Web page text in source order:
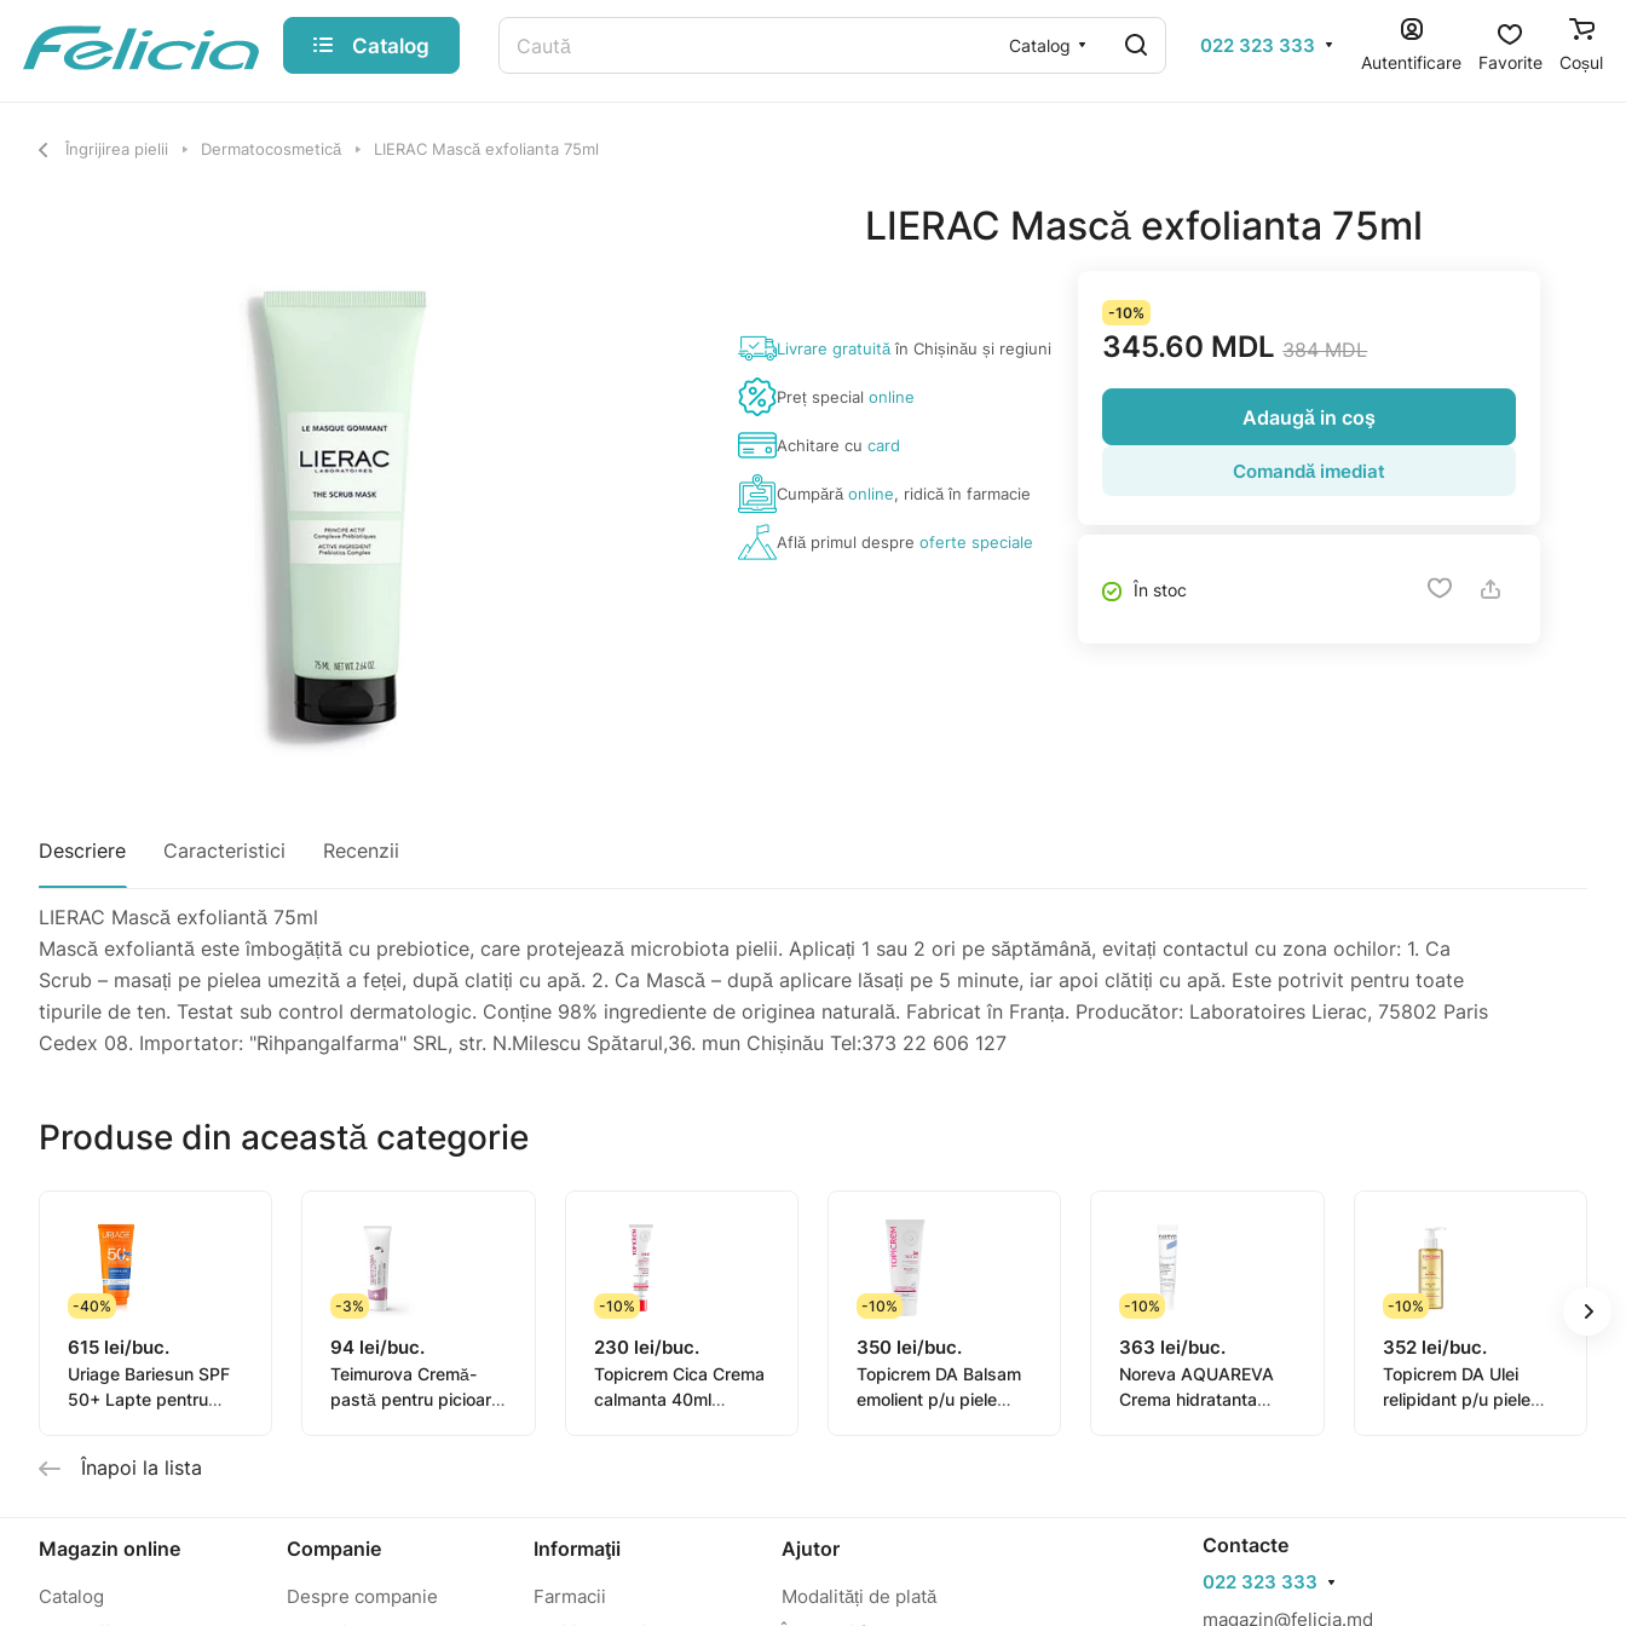
Catalog Catalog 022 323 333
Autentificare Favorite Coșul
Îngrijirea pielii Dermatocosmetică LIERAC Mască exfolianta 75ml
LIERAC Mască exfolianta 75ml
Livrare gratuităîn Chișinău și regiuni
Preț specialonline
Achitare cucard
Cumpărăonline, ridică în farmacie
Află primul despreoferte speciale
-10%
345.60 MDL 384 MDL
Adaugă in coş
Comandă imediat
În stoc
Descriere Caracteristici Recenzii
LIERAC Mască exfoliantă 75ml
Mască exfoliantă este îmbogățită cu prebiotice, care protejează microbiota pielii. Aplicați 1 sau 2 ori pe săptămână, evitați contactul cu zona ochilor: 1. Ca
Scrub – masați pe pielea umezită a feței, după clatiți cu apă. 2. Ca Mască – după aplicare lăsați pe 5 minute, iar apoi clătiți cu apă. Este potrivit pentru toate
tipurile de ten. Testat sub control dermatologic. Conține 98% ingrediente de originea naturală. Fabricat în Franța. Producător: Laboratoires Lierac, 75802 Paris
Cedex 08. Importator: "Rihpangalfarma" SRL, str. N.Milescu Spătarul,36. mun Chișinău Tel:373 22 606 127
Produse din această categorie
-40%
615 lei/buc.
Uriage Bariesun SPF
50+ Lapte pentru
-3%
94 lei/buc.
Teimurova Cremă-
pastă pentru picioare
-10%
230 lei/buc.
Topicrem Cica Crema
calmanta 40ml
-10%
350 lei/buc.
Topicrem DA Balsam
emolient p/u piele
-10%
363 lei/buc.
Noreva AQUAREVA
Crema hidratanta
-10%
352 lei/buc.
Topicrem DA Ulei
relipidant p/u piele
Înapoi la lista
Magazin online
Catalog
Companie
Despre companie
Informaţii
Farmacii
Ajutor
Modalități de plată
Contacte
022 323 333
magazin@felicia.md